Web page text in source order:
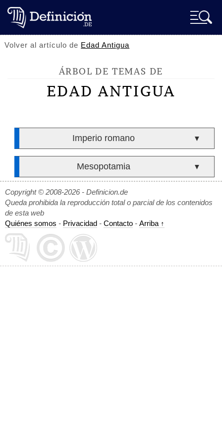
Volver al artículo de Edad Antigua
ÁRBOL DE TEMAS DE
EDAD ANTIGUA
Imperio romano ▼
Mesopotamia ▼
Copyright © 2008-2026 - Definicion.de
Queda prohibida la reproducción total o parcial de los contenidos
de esta web
Quiénes somos - Privacidad - Contacto - Arriba ↑